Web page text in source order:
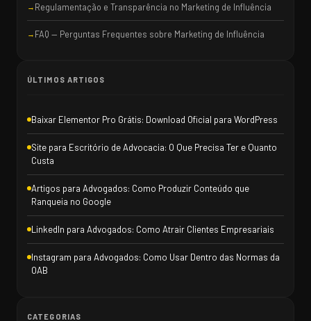
Regulamentação e Transparência no Marketing de Influência
FAQ — Perguntas Frequentes sobre Marketing de Influência
ÚLTIMOS ARTIGOS
Baixar Elementor Pro Grátis: Download Oficial para WordPress
Site para Escritório de Advocacia: O Que Precisa Ter e Quanto
Custa
Artigos para Advogados: Como Produzir Conteúdo que
Ranqueia no Google
LinkedIn para Advogados: Como Atrair Clientes Empresariais
Instagram para Advogados: Como Usar Dentro das Normas da
OAB
CATEGORIAS